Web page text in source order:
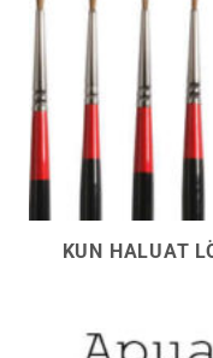
KUN HALUAT